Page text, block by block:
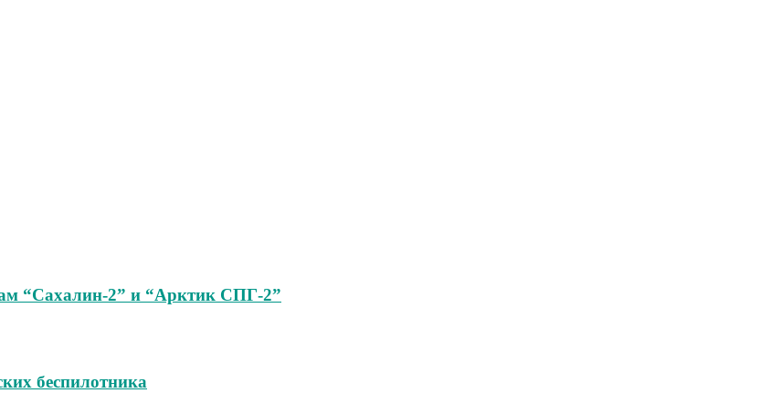
“Сахалин-2” и “Арктик СПГ-2”
беспилотника